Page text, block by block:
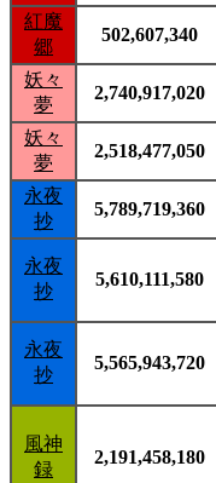
紅魔
郷
502,607,340
妖々
夢
2,740,917,020
妖々
夢
2,518,477,050
永夜
抄
5,789,719,360
永夜
抄
5,610,111,580
永夜
抄
5,565,943,720
風神
録
2,191,458,180